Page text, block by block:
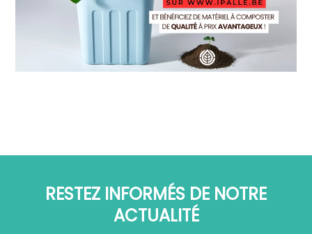
RESTEZ INFORMÉS DE NOTRE
ACTUALITÉ